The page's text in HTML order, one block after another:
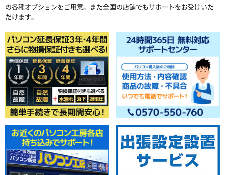
の各種オプションをご用意。また全国の店舗でもサポートをお受けいた
だけます。